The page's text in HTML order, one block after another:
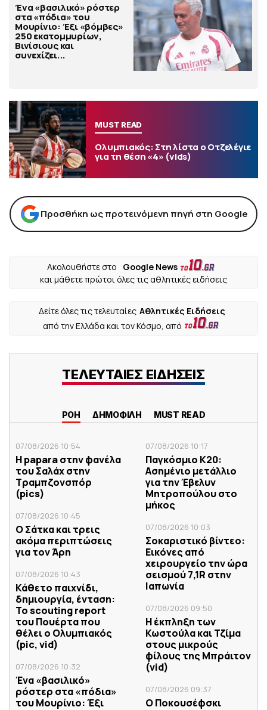
Ένα «βασιλικό» ρόστερ
στα «πόδια» του
Μουρίνιο: Έξι «βόμβες»
250 εκατομμυρίων,
Βινίσιους και
συνεχίζει...
MUST READ
Ολυμπιακός: Στη λίστα ο Οτζελέγιε
για τη θέση «4» (vids)
Προσθήκη ως προτεινόμενη πηγή στη Google
Ακολουθήστε στο
Google News
και μάθετε πρώτοι όλες τις αθλητικές ειδήσεις
Δείτε όλες τις τελευταίες Αθλητικές Ειδήσεις
από την Ελλάδα και τον Κόσμο, από
ΤΕΛΕΥΤΑΙΕΣ ΕΙΔΗΣΕΙΣ
ΡΟΗ ΔΗΜΟΦΙΛΗ MUST READ
07/08/2026 10:54
H papara στην φανέλα
του Σαλάχ στην
Τραμπζονσπόρ
(pics)
07/08/2026 10:45
Ο Σάτκα και τρεις
ακόμα περιπτώσεις
για τον Άρη
07/08/2026 10:43
Κάθετο παιχνίδι,
δημιουργία, ένταση:
Το scouting report
του Πουέρτα που
θέλει ο Ολυμπιακός
(pic, vid)
07/08/2026 10:32
Ένα «βασιλικό»
ρόστερ στα «πόδια»
του Μουρίνιο: Έξι
07/08/2026 10:17
Παγκόσμιο Κ20:
Ασημένιο μετάλλιο
για την Έβελυν
Μητροπούλου στο
μήκος
07/08/2026 10:03
Σοκαριστικό βίντεο:
Εικόνες από
χειρουργείο την ώρα
σεισμού 7,1R στην
Ιαπωνία
07/08/2026 09:50
Η έκπληξη των
Κωστούλα και Τζίμα
στους μικρούς
φίλους της Μπράιτον
(vid)
07/08/2026 09:37
Ο Ποκουσέφσκι